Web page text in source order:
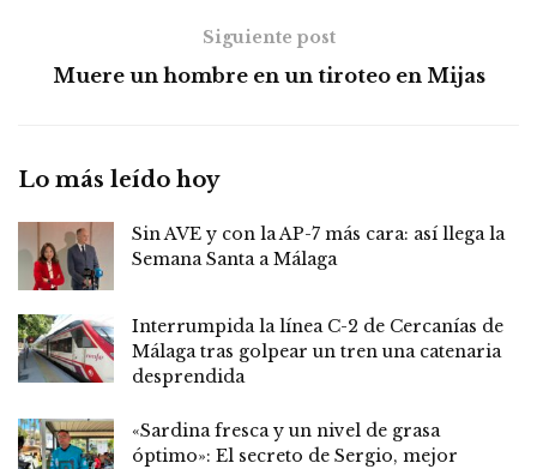
Siguiente post
Muere un hombre en un tiroteo en Mijas
Lo más leído hoy
Sin AVE y con la AP-7 más cara: así llega la
Semana Santa a Málaga
Interrumpida la línea C-2 de Cercanías de
Málaga tras golpear un tren una catenaria
desprendida
«Sardina fresca y un nivel de grasa
óptimo»: El secreto de Sergio, mejor